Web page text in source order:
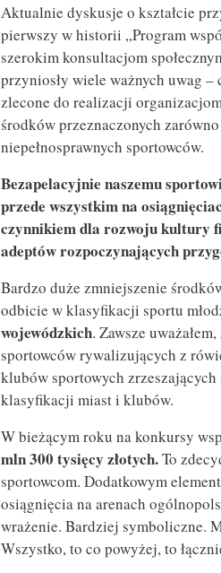
Aktualnie dyskusje o kształcie
pierwszy w historii „Program
szerokim konsultacjom
przyniosły wiele ważnych uwag –
zlecone do realizacji
środków przeznaczonych
niepełnosprawnych sportowców.
Bezapelacyjnie naszemu
przede wszystkim na
czynnikiem dla rozwoju kultury
adeptów rozpoczynających
Bardzo duże zmniejszenie
odbicie w klasyfikacji sportu
wojewódzkich. Zawsze
sportowców rywalizujących z
klubów sportowych
klasyfikacji miast i klubów.
W bieżącym roku na konkursy
mln 300 tysięcy złotych.To
sportowcom. Dodatkowym
osiągnięcia na arenach
wrażenie. Bardziej symboliczne.
Wszystko, to co powyżej, to